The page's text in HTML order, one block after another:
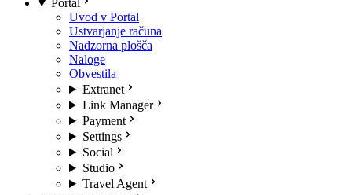
Portal
Uvod v Portal
Ustvarjanje računa
Nadzorna plošča
Naloge
Obvestila
Extranet
Link Manager
Payment
Settings
Social
Studio
Travel Agent